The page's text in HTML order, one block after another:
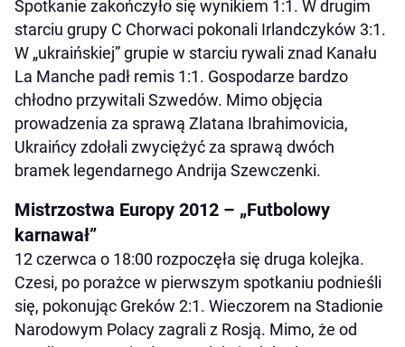
Spotkanie zakończyło się wynikiem 1:1. W drugim
starciu grupy C Chorwaci pokonali Irlandczyków 3:1.
W „ukraińskiej” grupie w starciu rywali znad Kanału
La Manche padł remis 1:1. Gospodarze bardzo
chłodno przywitali Szwedów. Mimo objęcia
prowadzenia za sprawą Zlatana Ibrahimovicia,
Ukraińcy zdołali zwyciężyć za sprawą dwóch
bramek legendarnego Andrija Szewczenki.
Mistrzostwa Europy 2012 – „Futbolowy
karnawał”
12 czerwca o 18:00 rozpoczęła się druga kolejka.
Czesi, po porażce w pierwszym spotkaniu podnieśli
się, pokonując Greków 2:1. Wieczorem na Stadionie
Narodowym Polacy zagrali z Rosją. Mimo, że od